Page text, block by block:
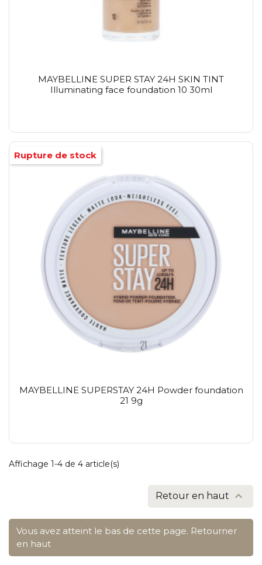
MAYBELLINE SUPER STAY 24H SKIN TINT
Illuminating face foundation 10 30ml
MAYBELLINE SUPERSTAY 24H Powder foundation
21 9g
Rupture de stock
Affichage 1-4 de 4 article(s)
Retour en haut 
Vous avez atteint le bas de cette page. Retourner
en haut